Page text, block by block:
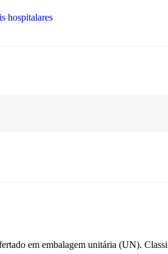
hospitalares
em embalagem unitária (UN).